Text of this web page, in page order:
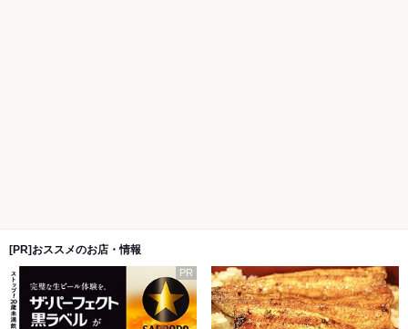
[PR]おススメのお店・情報
PR